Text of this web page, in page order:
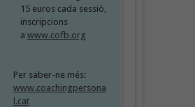
15 euros cada sessió,
inscripcions
a www.cofb.org
Per saber-ne més:
www.coachingpersona
l.cat